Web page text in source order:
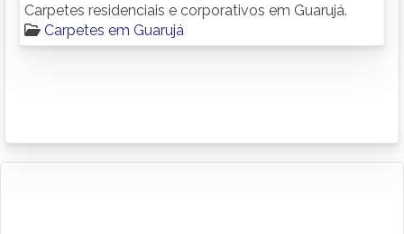
Carpetes residenciais e corporativos em Guarujá.
Carpetes em Guarujá